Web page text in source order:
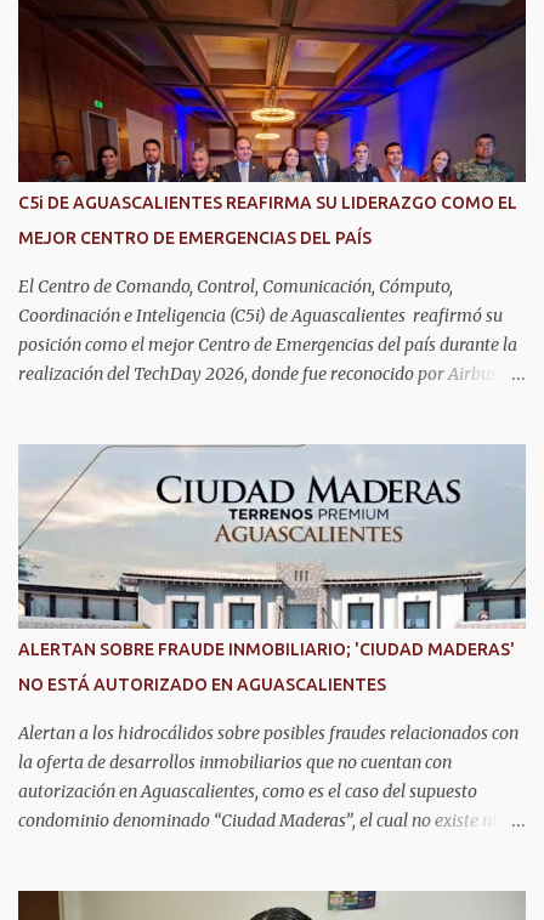
s
C5i DE AGUASCALIENTES REAFIRMA SU LIDERAZGO COMO EL
MEJOR CENTRO DE EMERGENCIAS DEL PAÍS
El Centro de Comando, Control, Comunicación, Cómputo,
Coordinación e Inteligencia (C5i) de Aguascalientes reafirmó su
posición como el mejor Centro de Emergencias del país durante la
realización del TechDay 2026, donde fue reconocido por Airbus
seguridad pública y la atención de emergencias. Este encuentro
reunió a autoridades, especialistas nacionales e internacionales y
representantes de instituciones de seguridad para intercambiar
conocimientos y conocer las tendencias más avanzadas en la
materia. La titular del C5i, Michelle Olmos Álvarez, señaló que este
reconocimiento es resultado de la capacidad operativa, la
infraestructura tecnológica de vanguardia y los modelos
innovadores de coordinación institucional que distinguen al C5i de
Aguascalientes, posicionándose como un referente nacional en
materia de atención de emergencias. "Bajo el liderazgo de la
goberna...
ALERTAN SOBRE FRAUDE INMOBILIARIO; 'CIUDAD MADERAS'
NO ESTÁ AUTORIZADO EN AGUASCALIENTES
Alertan a los hidrocálidos sobre posibles fraudes relacionados con
la oferta de desarrollos inmobiliarios que no cuentan con
autorización en Aguascalientes, como es el caso del supuesto
condominio denominado “Ciudad Maderas”, el cual no existe ni
Municipal. Explicó que dicho desarrollo corresponde a otro